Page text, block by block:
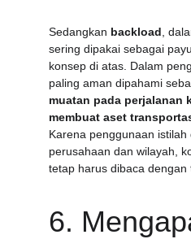
Sedangkan backload ,
sering dipakai sebagai
konsep di atas. Dalam
paling aman dipahami
muatan pada perjalanan
membuat aset
Karena penggunaan
perusahaan dan wilayah,
tetap harus dibaca dengan
6.